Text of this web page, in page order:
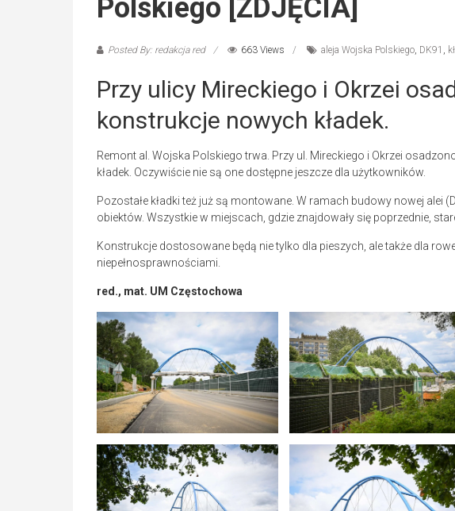
Polskiego [ZDJĘCIA]
Posted By: redakcja red 663 Views aleja Wojska Polskiego, DK91 ,
Przy ulicy Mireckiego i Okrzei
konstrukcje nowych kładek.
Remont al. Wojska Polskiego trwa. Przy ul. Mireckiego i Okrzei
kładek. Oczywiście nie są one dostępne jeszcze dla użytkowników.
Pozostałe kładki też już są montowane. W ramach budowy nowej alei
obiektów. Wszystkie w miejscach, gdzie znajdowały się poprzednie,
Konstrukcje dostosowane będą nie tylko dla pieszych, ale także dla
niepełnosprawnościami.
red., mat. UM Częstochowa